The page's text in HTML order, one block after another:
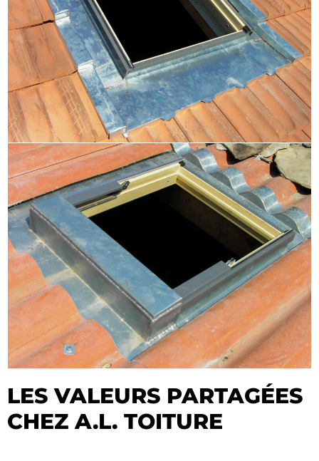
LES VALEURS PARTAGÉES
CHEZ A.L. TOITURE